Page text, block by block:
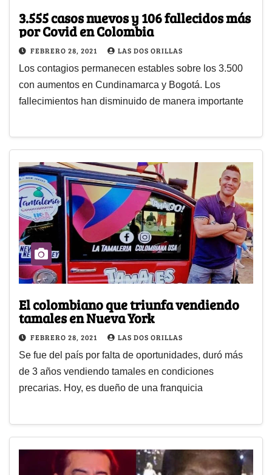
3.555 casos nuevos y 106 fallecidos más
por Covid en Colombia
FEBRERO 28, 2021 LAS DOS ORILLAS
Los contagios permanecen estables sobre los 3.500
con aumentos en Cundinamarca y Bogotá. Los
fallecimientos han disminuido de manera importante
El colombiano que triunfa vendiendo
tamales en Nueva York
FEBRERO 28, 2021 LAS DOS ORILLAS
Se fue del país por falta de oportunidades, duró más
de 3 años vendiendo tamales en condiciones
precarias. Hoy, es dueño de una franquicia